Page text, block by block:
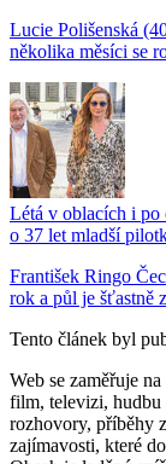
Lucie Polišenská
několika měsíci se
Létá v oblacích i po
o 37 let mladší
František Ringo
rok a půl je šťastně
Tento článek byl
Web se zaměřuje
film, televizi, hudbu
rozhovory, příběhy
zajímavosti, které